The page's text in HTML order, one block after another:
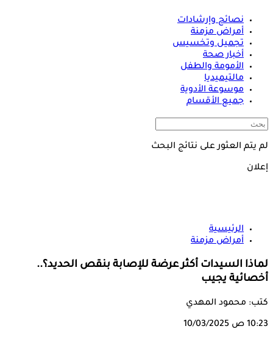
نصائح وإرشادات
أمراض مزمنة
تجميل وتخسيس
أخبار صحة
الأمومة والطفل
مالتيميديا
موسوعة الأدوية
جميع الأقسام
لم يتم العثور على نتائج البحث
إعلان
الرئيسية
أمراض مزمنة
لماذا السيدات أكثر عرضة للإصابة بنقص الحديد؟..
أخصائية يجيب
كتب: محمود المهدي
10:23 ص 10/03/2025